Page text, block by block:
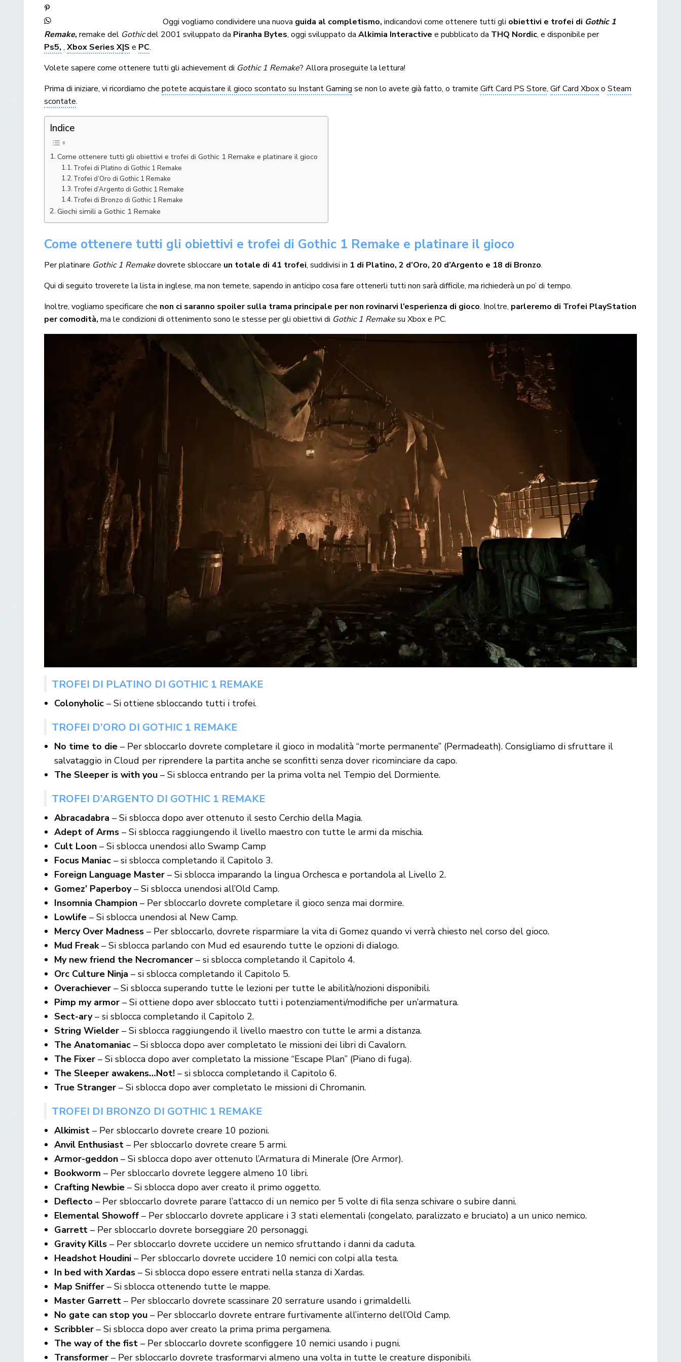
Oggi vogliamo condividere una nuova guida al completismo, indicandovi come ottenere tutti gli obiettivi e trofei di Gothic 1
Remake, remake del Gothicdel 2001 sviluppato da Piranha Bytes, oggi sviluppato daAlkimia Interactive e pubblicato da THQ Nordic, e disponibile per
Ps5, ,Xbox Series X|S e PC.
Volete sapere come ottenere tutti gli achievement di Gothic 1 Remake? Allora proseguite la lettura!
Prima di iniziare, vi ricordiamo chepotete acquistare il gioco scontato su Instant Gaming se non lo avete già fatto, o tramiteGift Card PS Store,Gif Card Xboxo Steam
scontate.
Indice
Come ottenere tutti gli obiettivi e trofei di Gothic 1 Remake e platinare il gioco
Trofei di Platino di Gothic 1 Remake
Trofei d’Oro di Gothic 1 Remake
Trofei d’Argento di Gothic 1 Remake
Trofei di Bronzo di Gothic 1 Remake
Giochi simili a Gothic 1 Remake
Come ottenere tutti gli obiettivi e trofei di Gothic 1 Remake e platinare il gioco
Per platinare Gothic 1 Remakedovrete sbloccare un totale di 41 trofei, suddivisi in 1 di Platino, 2 d’Oro, 20 d’Argento e 18 di Bronzo.
Qui di seguito troverete la lista in inglese, ma non temete, sapendo in anticipo cosa fare ottenerli tutti non sarà difficile, ma richiederà un po’ di tempo.
Inoltre, vogliamo specificare che non ci saranno spoiler sulla trama principale per non rovinarvi l’esperienza di gioco. Inoltre, parleremo di Trofei PlayStation
per comodità, ma le condizioni di ottenimento sono le stesse per gli obiettivi di Gothic 1 Remakesu Xbox e PC.
TROFEI DI PLATINO DI GOTHIC 1 REMAKE
Colonyholic – Si ottiene sbloccando tutti i trofei.
TROFEI D’ORO DI GOTHIC 1 REMAKE
No time to die – Per sbloccarlo dovrete completare il gioco in modalità “morte permanente” (Permadeath). Consigliamo di sfruttare il
salvataggio in Cloud per riprendere la partita anche se sconfitti senza dover ricominciare da capo.
The Sleeper is with you – Si sblocca entrando per la prima volta nel Tempio del Dormiente.
TROFEI D’ARGENTO DI GOTHIC 1 REMAKE
Abracadabra – Si sblocca dopo aver ottenuto il sesto Cerchio della Magia.
Adept of Arms – Si sblocca raggiungendo il livello maestro con tutte le armi da mischia.
Cult Loon – Si sblocca unendosi allo Swamp Camp
Focus Maniac – si sblocca completando il Capitolo 3.
Foreign Language Master – Si sblocca imparando la lingua Orchesca e portandola al Livello 2.
Gomez’ Paperboy– Si sblocca unendosi all’Old Camp.
Insomnia Champion – Per sbloccarlo dovrete completare il gioco senza mai dormire.
Lowlife – Si sblocca unendosi al New Camp.
Mercy Over Madness – Per sbloccarlo, dovrete risparmiare la vita di Gomez quando vi verrà chiesto nel corso del gioco.
Mud Freak– Si sblocca parlando con Mud ed esaurendo tutte le opzioni di dialogo.
My new friend the Necromancer – si sblocca completando il Capitolo 4.
Orc Culture Ninja – si sblocca completando il Capitolo 5.
Overachiever – Si sblocca superando tutte le lezioni per tutte le abilità/nozioni disponibili.
Pimp my armor – Si ottiene dopo aver sbloccato tutti i potenziamenti/modifiche per un’armatura.
Sect-ary– si sblocca completando il Capitolo 2.
String Wielder – Si sblocca raggiungendo il livello maestro con tutte le armi a distanza.
The Anatomaniac – Si sblocca dopo aver completato le missioni dei libri di Cavalorn.
The Fixer – Si sblocca dopo aver completato la missione “Escape Plan” (Piano di fuga).
The Sleeper awakens…Not! – si sblocca completando il Capitolo 6.
True Stranger – Si sblocca dopo aver completato le missioni di Chromanin.
TROFEI DI BRONZO DI GOTHIC 1 REMAKE
Alkimist – Per sbloccarlo dovrete creare 10 pozioni.
Anvil Enthusiast – Per sbloccarlo dovrete creare 5 armi.
Armor-geddon – Si sblocca dopo aver ottenuto l’Armatura di Minerale (Ore Armor).
Bookworm – Per sbloccarlo dovrete leggere almeno 10 libri.
Crafting Newbie – Si sblocca dopo aver creato il primo oggetto.
Deflecto – Per sbloccarlo dovrete parare l’attacco di un nemico per 5 volte di fila senza schivare o subire danni.
Elemental Showoff – Per sbloccarlo dovrete applicare i 3 stati elementali (congelato, paralizzato e bruciato) a un unico nemico.
Garrett – Per sbloccarlo dovrete borseggiare 20 personaggi.
Gravity Kills – Per sbloccarlo dovrete uccidere un nemico sfruttando i danni da caduta.
Headshot Houdini – Per sbloccarlo dovrete uccidere 10 nemici con colpi alla testa.
In bed with Xardas – Si sblocca dopo essere entrati nella stanza di Xardas.
Map Sniffer – Si sblocca ottenendo tutte le mappe.
Master Garrett – Per sbloccarlo dovrete scassinare 20 serrature usando i grimaldelli.
No gate can stop you – Per sbloccarlo dovrete entrare furtivamente all’interno dell’Old Camp.
Scribbler – Si sblocca dopo aver creato la prima prima pergamena.
The way of the fist – Per sbloccarlo dovrete sconfiggere 10 nemici usando i pugni.
Transformer – Per sbloccarlo dovrete trasformarvi almeno una volta in tutte le creature disponibili.